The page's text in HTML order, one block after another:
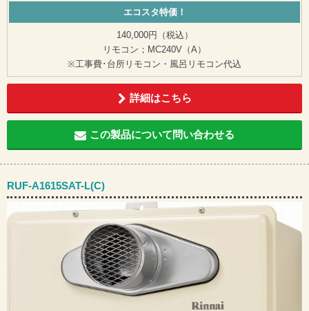
エコスタ特価！
140,000円（税込）
リモコン；MC240V（A）
※工事費･台所リモコン・風呂リモコン代込
詳細はこちら
この製品について問い合わせる
RUF-A1615SAT-L(C)